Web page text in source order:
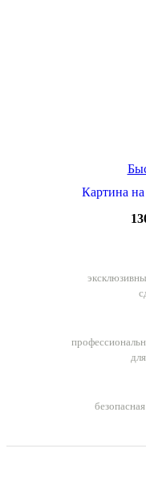
Картина на